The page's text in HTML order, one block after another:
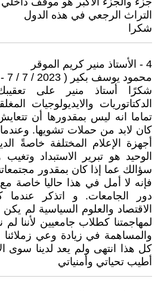
التراث الرجعي في هذه الدول
شكرا
4 - الأستاذ منير كريم الموقر ‏
محمود يوسف بكير ( 2023 / 7 / 7 - 10:30 )
شكرًا ‏أستاذ منير على
الدكتاتوريات والايديولوجيات
تماما انه ليس بمقدورها أن
كان لابد من حملات تشويها.
أجهزة الإعلام المختلفة خاصةً
الوحيد هو تبرير الاستبداد
سؤالك عما إذا كان بمقدور مجتمعاتنا
فإنه لا أمل في هذا حاليا خاصة مع
دور الجامعات. و اتذكر عندما
الاقتصاد والعلوم السياسية لم
لمهاجمتنا كطلاب جامعيين لأننا
والمساهمة في زيادة وعي زملائنا
كل هذا انتهى ولم يعد لدينا سوى
أطيب تحياتي وأمنياتي